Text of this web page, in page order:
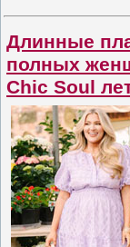
Длинные
полных
Chic Soul